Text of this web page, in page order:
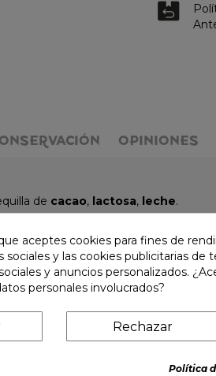
OPINIONES
de cacao, lactosa, leche.
aceptes cookies para fines de
sociales y las cookies publicitarias de
y anuncios personalizados.
personales involucrados?
Rechazar
Política